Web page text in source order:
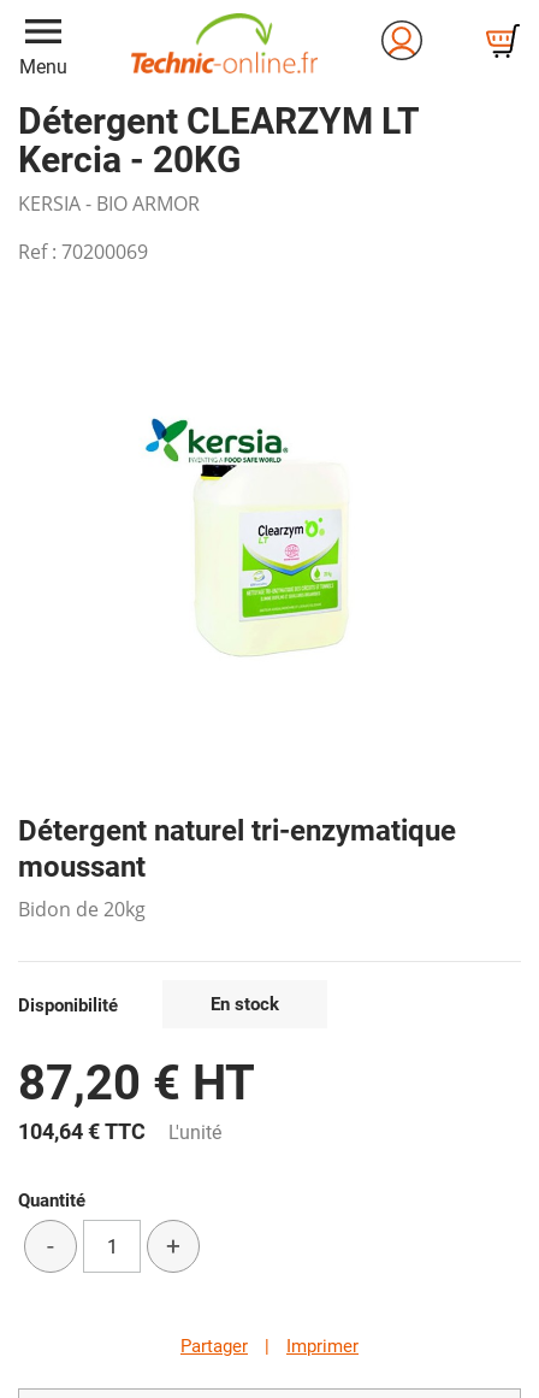
menu
Menu
Détergent CLEARZYM LT
Kercia - 20KG
KERSIA - BIO ARMOR
Ref : 70200069
Détergent naturel tri-enzymatique
moussant
Bidon de 20kg
Disponibilité En stock
87,20 € HT
104,64 €TTC L'unité
Quantité
- +
Partager | Imprimer